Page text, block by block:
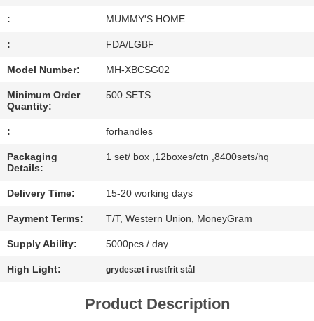
CONTACT
US
NEWS
ALL
CASES
SITEMAP
PRIVATLIVSPOLITIK
: MUMMY'S HOME
: FDA/LGBF
Model Number: MH-XBCSG02
Minimum Order
Quantity:
500 SETS
: forhandles
Packaging
Details:
1 set/ box ,12boxes/ctn ,8400sets/hq
Delivery Time: 15-20 working days
Payment Terms: T/T, Western Union, MoneyGram
Supply Ability: 5000pcs / day
High Light: grydesæt i rustfrit stål
Product Description